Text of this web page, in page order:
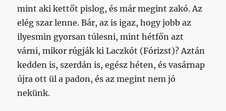
mint aki kettőt pislog, és már megint zakó. Az
elég szar lenne. Bár, az is igaz, hogy jobb az
ilyesmin gyorsan túlesni, mint hétfőn azt
várni, mikor rúgják ki Laczkót (Fórizst)? Aztán
kedden is, szerdán is, egész héten, és vasárnap
újra ott ül a padon, és az megint nem jó
nekünk.